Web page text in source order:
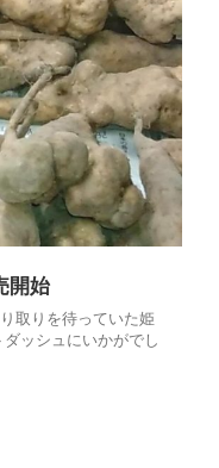
開始
取りを待っていた姫
ッシュにいかがでし